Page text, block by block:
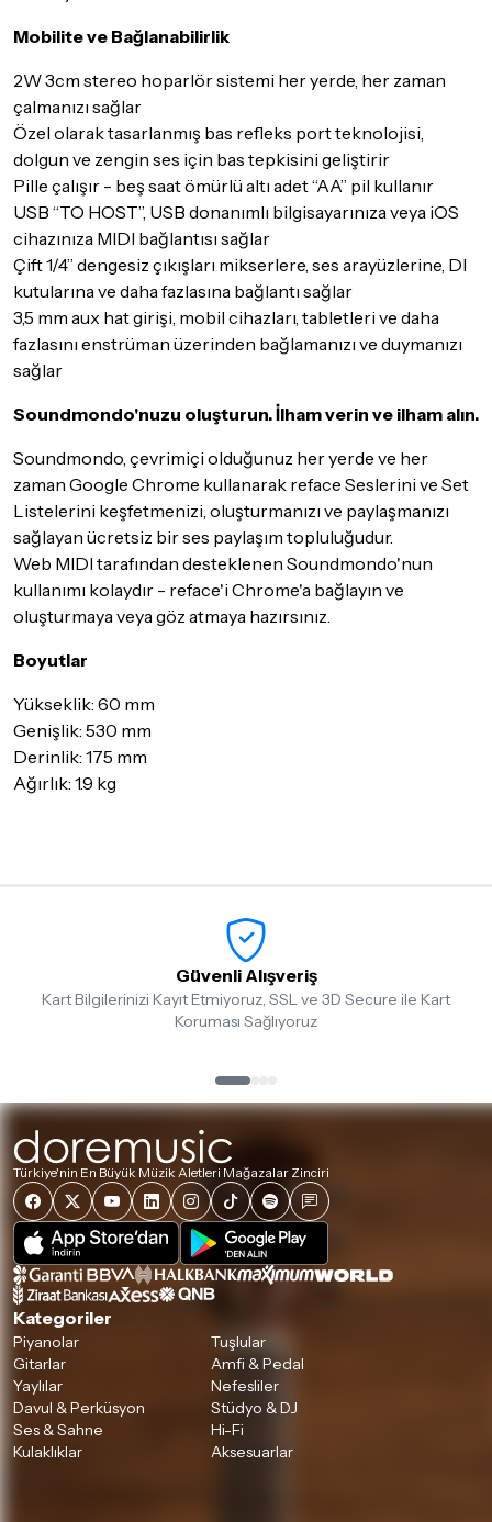
Mobilite ve Bağlanabilirlik
2W 3cm stereo hoparlör sistemi her yerde, her zaman
çalmanızı sağlar
Özel olarak tasarlanmış bas refleks port teknolojisi,
dolgun ve zengin ses için bas tepkisini geliştirir
Pille çalışır - beş saat ömürlü altı adet “AA” pil kullanır
USB “TO HOST”, USB donanımlı bilgisayarınıza veya iOS
cihazınıza MIDI bağlantısı sağlar
Çift 1/4’’ dengesiz çıkışları mikserlere, ses arayüzlerine, DI
kutularına ve daha fazlasına bağlantı sağlar
3,5 mm aux hat girişi, mobil cihazları, tabletleri ve daha
fazlasını enstrüman üzerinden bağlamanızı ve duymanızı
sağlar
Soundmondo'nuzu oluşturun. İlham verin ve ilham alın.
Soundmondo, çevrimiçi olduğunuz her yerde ve her
zaman Google Chrome kullanarak reface Seslerini ve Set
Listelerini keşfetmenizi, oluşturmanızı ve paylaşmanızı
sağlayan ücretsiz bir ses paylaşım topluluğudur.
Web MIDI tarafından desteklenen Soundmondo'nun
kullanımı kolaydır - reface'i Chrome'a bağlayın ve
oluşturmaya veya göz atmaya hazırsınız.
Boyutlar
Yükseklik: 60 mm
Genişlik: 530 mm
Derinlik: 175 mm
Ağırlık: 1.9 kg
Güvenli Alışveriş
Kart Bilgilerinizi Kayıt Etmiyoruz, SSL ve 3D Secure ile Kart
Koruması Sağlıyoruz
Türkiye'nin En Büyük Müzik Aletleri Mağazalar Zinciri
Kategoriler
Piyanolar
Tuşlular
Gitarlar
Amfi & Pedal
Yaylılar
Nefesliler
Davul & Perküsyon
Stüdyo & DJ
Ses & Sahne
Hi-Fi
Kulaklıklar
Aksesuarlar